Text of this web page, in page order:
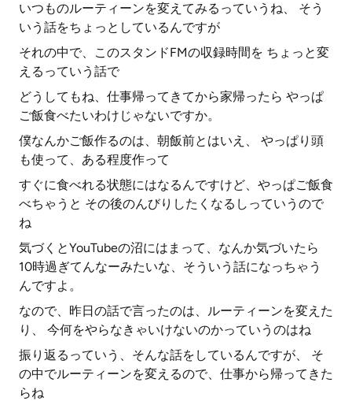
いつものルーティーンを変えてみるっていうね、 そう
いう話をちょっとしているんですが
それの中で、このスタンドFMの収録時間を ちょっと変
えるっていう話で
どうしてもね、仕事帰ってきてから家帰ったら やっぱ
ご飯食べたいわけじゃないですか。
僕なんかご飯作るのは、朝飯前とはいえ、 やっぱり頭
も使って、ある程度作って
すぐに食べれる状態にはなるんですけど、やっぱご飯食
べちゃうと その後のんびりしたくなるしっていうので
ね
気づくとYouTubeの沼にはまって、なんか気づいたら
10時過ぎてんなーみたいな、そういう話になっちゃう
んですよ。
なので、昨日の話で言ったのは、ルーティーンを変えた
り、 今何をやらなきゃいけないのかっていうのはね
振り返るっていう、そんな話をしているんですが、 そ
の中でルーティーンを変えるので、仕事から帰ってきた
らね